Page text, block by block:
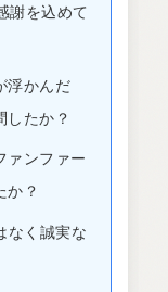
謝を込めて
浮かんだ
したか？
ァンファー
か？
なく誠実な